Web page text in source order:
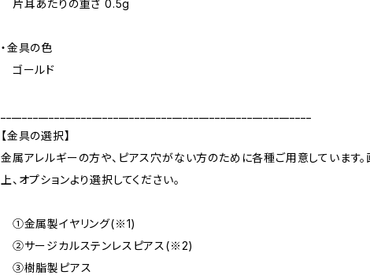
片耳あたりの重さ 0.5g
・金具の色
ゴールド
【金具の選択】
金属アレルギーの方や、ピアス穴がない方のために各種ご用意しています
上、オプションより選択してください。
①金属製イヤリング(※1)
②サージカルステンレスピアス(※2)
③樹脂製ピアス